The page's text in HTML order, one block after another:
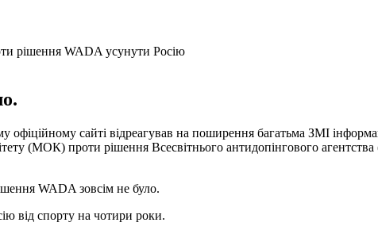
сайті відреагував на поширення багатьма ЗМІ
(МОК) проти рішення Всесвітнього антидопінгового
WADA зовсім не було.
від спорту на чотири роки.